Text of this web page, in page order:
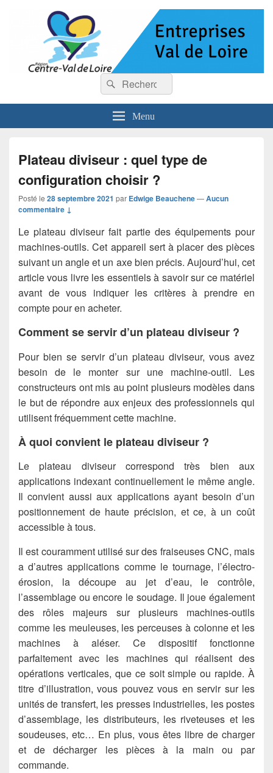
Entreprises Val de Loire
Recherche :
Rechercher
Menu
Plateau diviseur : quel type de
configuration choisir ?
Posté le 28 septembre 2021 par Edwige Beauchene—Aucun
commentaire ↓
Le plateau diviseur fait partie des équipements pour
machines-outils. Cet appareil sert à placer des pièces
suivant un angle et un axe bien précis. Aujourd’hui, cet
article vous livre les essentiels à savoir sur ce matériel
avant de vous indiquer les critères à prendre en
compte pour en acheter.
Comment se servir d’un plateau diviseur ?
Pour bien se servir d’un plateau diviseur, vous avez
besoin de le monter sur une machine-outil. Les
constructeurs ont mis au point plusieurs modèles dans
le but de répondre aux enjeux des professionnels qui
utilisent fréquemment cette machine.
À quoi convient le plateau diviseur ?
Le plateau diviseur correspond très bien aux
applications indexant continuellement le même angle.
Il convient aussi aux applications ayant besoin d’un
positionnement de haute précision, et ce, à un coût
accessible à tous.
Il est couramment utilisé sur des fraiseuses CNC, mais
a d’autres applications comme le tournage, l’électro-
érosion, la découpe au jet d’eau, le contrôle,
l’assemblage ou encore le soudage. Il joue également
des rôles majeurs sur plusieurs machines-outils
comme les meuleuses, les perceuses à colonne et les
machines à aléser. Ce dispositif fonctionne
parfaitement avec les machines qui réalisent des
opérations verticales, que ce soit simple ou rapide. À
titre d’illustration, vous pouvez vous en servir sur les
unités de transfert, les presses industrielles, les postes
d’assemblage, les distributeurs, les riveteuses et les
soudeuses, etc… En plus, vous êtes libre de charger
et de décharger les pièces à la main ou par
commande.